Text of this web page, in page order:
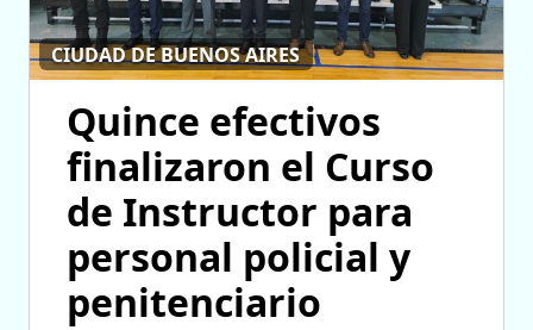
CIUDAD DE BUENOS AIRES
Quince efectivos
finalizaron el Curso
de Instructor para
personal policial y
penitenciario